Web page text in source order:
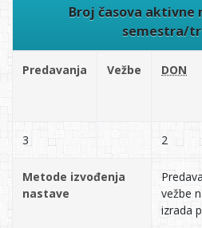
Broj časova
semestra/
Predavanja Vežbe DON
3 2
Metode izvođenja
nastave
vežbe
izrada